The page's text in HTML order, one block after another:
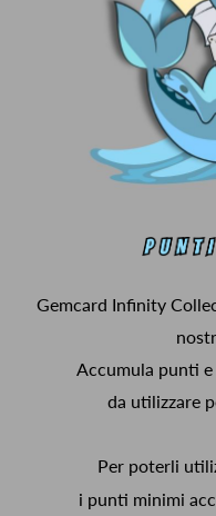
Gemcard Infinity
Accumula punti
da utilizzare
Per poterli
i punti minimi